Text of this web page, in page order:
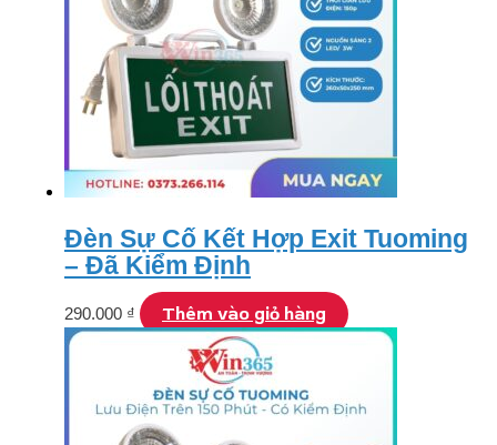
Đèn Sự Cố Kết Hợp Exit Tuoming
– Đã Kiểm Định
290.000 ₫ Thêm vào giỏ hàng